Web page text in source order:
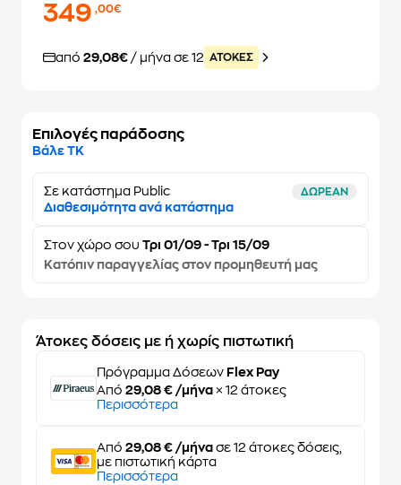
349,00€
από 29,08€ / μήνα σε 12 ATOKEΣ
Επιλογές παράδοσης
Βάλε ΤΚ
Σε κατάστημα Public ΔΩΡΕΑΝ
Διαθεσιμότητα ανά κατάστημα
Στον χώρο σου Τρι 01/09 - Τρι 15/09
Κατόπιν παραγγελίας στον προμηθευτή μας
Άτοκες δόσεις με ή χωρίς πιστωτική
Πρόγραμμα Δόσεων Flex Pay
Από 29,08 € /μήνα × 12 άτοκες
Περισσότερα
Από 29,08 € /μήνα σε 12 άτοκες δόσεις,
με πιστωτική κάρτα
Περισσότερα